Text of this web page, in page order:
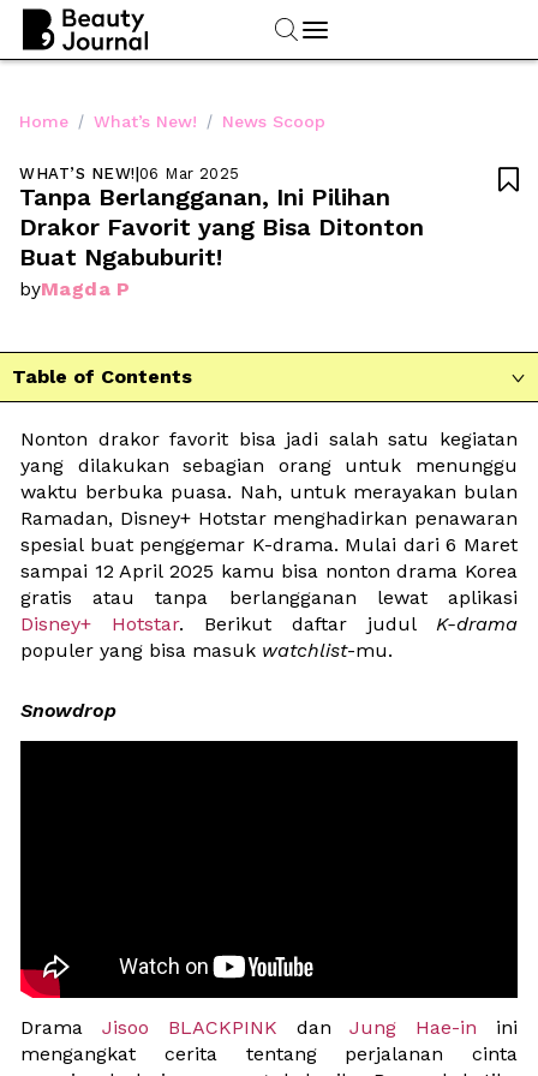
Home / What’s New! / News Scoop
WHAT’S NEW!|06 Mar 2025
Tanpa Berlangganan, Ini Pilihan
Drakor Favorit yang Bisa Ditonton
Buat Ngabuburit!
byMagda P

Table of Contents 
Nonton drakor favorit bisa jadi salah satu kegiatan
yang dilakukan sebagian orang untuk menunggu
waktu berbuka puasa. Nah, untuk merayakan bulan
Ramadan, Disney+ Hotstar menghadirkan penawaran
spesial buat penggemar K-drama. Mulai dari 6 Maret
sampai 12 April 2025 kamu bisa nonton drama Korea
Disney+ Hotstar. Berikut daftar judul K-drama
populer yang bisa masuk watchlist-mu.
Snowdrop
Drama Jisoo BLACKPINK dan Jung Hae-in ini
mengangkat cerita tentang perjalanan cinta